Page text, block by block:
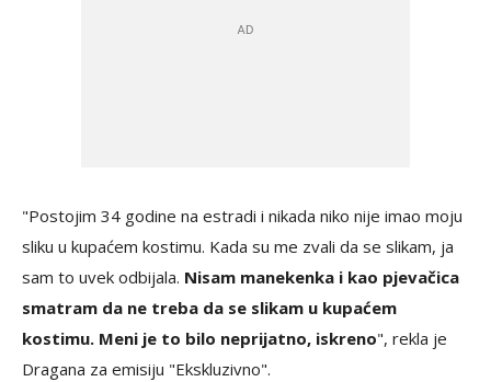
"Postojim 34 godine na estradi i nikada niko nije imao moju
sliku u kupaćem kostimu. Kada su me zvali da se slikam, ja
sam to uvek odbijala. Nisam manekenka i kao pjevačica
smatram da ne treba da se slikam u kupaćem
kostimu. Meni je to bilo neprijatno, iskreno", rekla je
Dragana za emisiju "Ekskluzivno".